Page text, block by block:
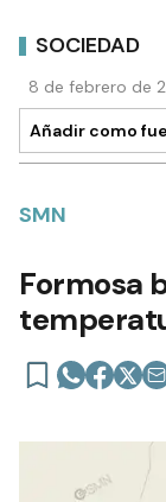
SOCIEDAD
8 de febrero de
Añadir como
SMN
Formosa